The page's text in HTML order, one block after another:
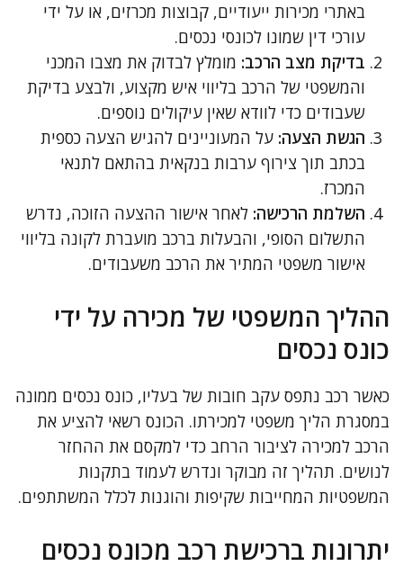
באתרי מכירות ייעודיים, קבוצות מכרזים, או על ידי
עורכי דין שמונו לכונסי נכסים.
בדיקת מצב הרכב: מומלץ לבדוק את מצבו המכני
והמשפטי של הרכב בליווי איש מקצוע, ולבצע בדיקת
שעבודים כדי לוודא שאין עיקולים נוספים.
הגשת הצעה: על המעוניינים להגיש הצעה כספית
בכתב תוך צירוף ערבות בנקאית בהתאם לתנאי
המכרז.
השלמת הרכישה: לאחר אישור ההצעה הזוכה, נדרש
התשלום הסופי, והבעלות ברכב מועברת לקונה בליווי
אישור משפטי המתיר את הרכב משעבודים.
ההליך המשפטי של מכירה על ידי
כונס נכסים
כאשר רכב נתפס עקב חובות של בעליו, כונס נכסים ממונה
במסגרת הליך משפטי למכירתו. הכונס רשאי להציע את
הרכב למכירה לציבור הרחב כדי למקסם את ההחזר
לנושים. תהליך זה מבוקר ונדרש לעמוד בתקנות
המשפטיות המחייבות שקיפות והוגנות לכלל המשתתפים.
יתרונות ברכישת רכב מכונס נכסים